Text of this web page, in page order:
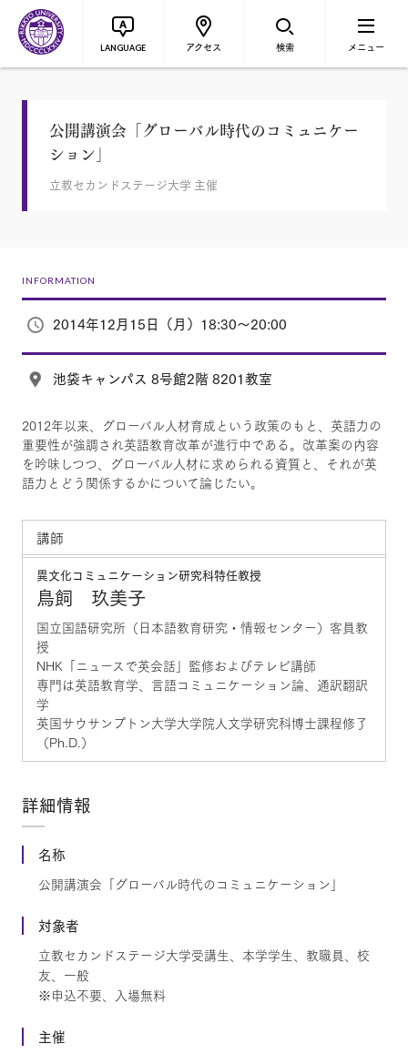
LANGUAGE アクセス 検索 メニュー
公開講演会「グローバル時代のコミュニケー
ション」
立教セカンドステージ大学 主催
INFORMATION
2014年12月15日（月）18:30～20:00
池袋キャンパス 8号館2階 8201教室
2012年以来、グローバル人材育成という政策のもと、英語力の
重要性が強調され英語教育改革が進行中である。改革案の内容
を吟味しつつ、グローバル人材に求められる資質と、それが英
語力とどう関係するかについて論じたい。
講師
異文化コミュニケーション研究科特任教授
鳥飼 玖美子
国立国語研究所（日本語教育研究・情報センター）客員教
授
NHK「ニュースで英会話」監修およびテレビ講師
専門は英語教育学、言語コミュニケーション論、通訳翻訳
学
英国サウサンプトン大学大学院人文学研究科博士課程修了
（Ph.D.）
詳細情報
名称
公開講演会「グローバル時代のコミュニケーション」
対象者
立教セカンドステージ大学受講生、本学学生、教職員、校
友、一般
※申込不要、入場無料
主催